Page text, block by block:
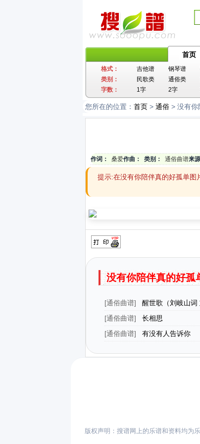
首页
格式： 吉他谱 钢琴谱
类别：
民歌类 通俗类
字数：
1字 2字
您所在的位置： 首页 > 通俗 > 没有你
作词： 桑爱作曲： 类别： 通俗曲谱来
提示:在没有你陪伴真的好孤单
没有你陪伴真的好孤
[通俗曲谱] 醒世歌（刘岐山词
[通俗曲谱] 长相思
[通俗曲谱] 有没有人告诉你
版权声明：搜谱网上的乐谱和资料均为